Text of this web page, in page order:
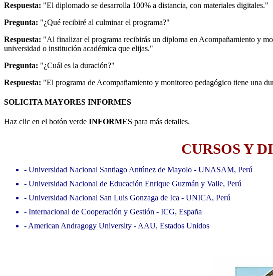
Respuesta: "El diplomado se desarrolla 100% a distancia, con materiales digitales."
Pregunta: "¿Qué recibiré al culminar el programa?"
Respuesta: "Al finalizar el programa recibirás un diploma en Acompañamiento y
universidad o institución académica que elijas."
Pregunta: "¿Cuál es la duración?"
Respuesta: "El programa de Acompañamiento y monitoreo pedagógico tiene una
SOLICITA MAYORES INFORMES
Haz clic en el botón verde INFORMES para más detalles.
CURSOS Y
- Universidad Nacional Santiago Antúnez de Mayolo - UNASAM, Perú
- Universidad Nacional de Educación Enrique Guzmán y Valle, Perú
- Universidad Nacional San Luis Gonzaga de Ica - UNICA, Perú
- Internacional de Cooperación y Gestión - ICG, España
- American Andragogy University - AAU, Estados Unidos